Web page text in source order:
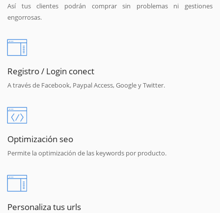
Así tus clientes podrán comprar sin problemas ni gestiones
engorrosas.
Registro / Login conect
A través de Facebook, Paypal Access, Google y Twitter.
Optimización seo
Permite la optimización de las keywords por producto.
Personaliza tus urls